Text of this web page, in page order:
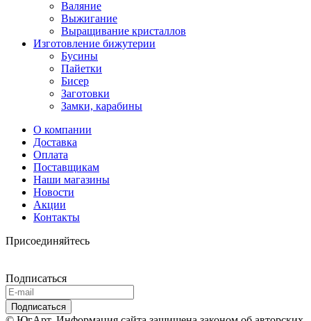
Валяние
Выжигание
Выращивание кристаллов
Изготовление бижутерии
Бусины
Пайетки
Бисер
Заготовки
Замки, карабины
О компании
Доставка
Оплата
Поставщикам
Наши магазины
Новости
Акции
Контакты
Присоединяйтесь
Подписаться